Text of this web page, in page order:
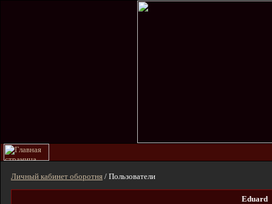
Личный кабинет оборотня / Пользователи
Eduard